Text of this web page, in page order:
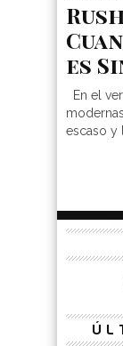
es
En el
escaso y